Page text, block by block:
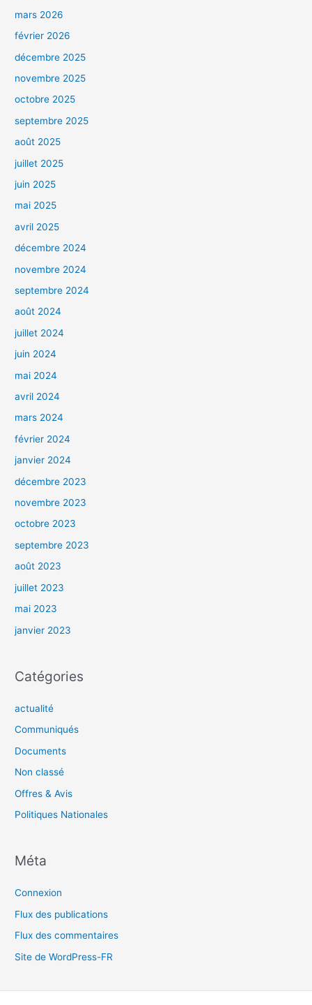
mars 2026
février 2026
décembre 2025
novembre 2025
octobre 2025
septembre 2025
août 2025
juillet 2025
juin 2025
mai 2025
avril 2025
décembre 2024
novembre 2024
septembre 2024
août 2024
juillet 2024
juin 2024
mai 2024
avril 2024
mars 2024
février 2024
janvier 2024
décembre 2023
novembre 2023
octobre 2023
septembre 2023
août 2023
juillet 2023
mai 2023
janvier 2023
Catégories
actualité
Communiqués
Documents
Non classé
Offres & Avis
Politiques Nationales
Méta
Connexion
Flux des publications
Flux des commentaires
Site de WordPress-FR